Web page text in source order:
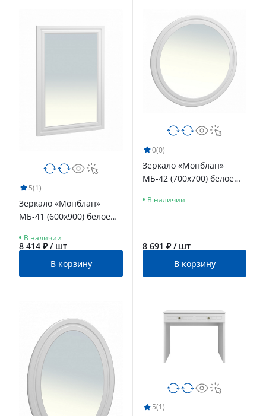
5(1)
Зеркало «Монблан»
МБ-41 (600х900) белое
В наличии
8 414 ₽ / шт
В корзину
0(0)
Зеркало «Монблан»
МБ-42 (700х700) белое
В наличии
8 691 ₽ / шт
В корзину
5(1)